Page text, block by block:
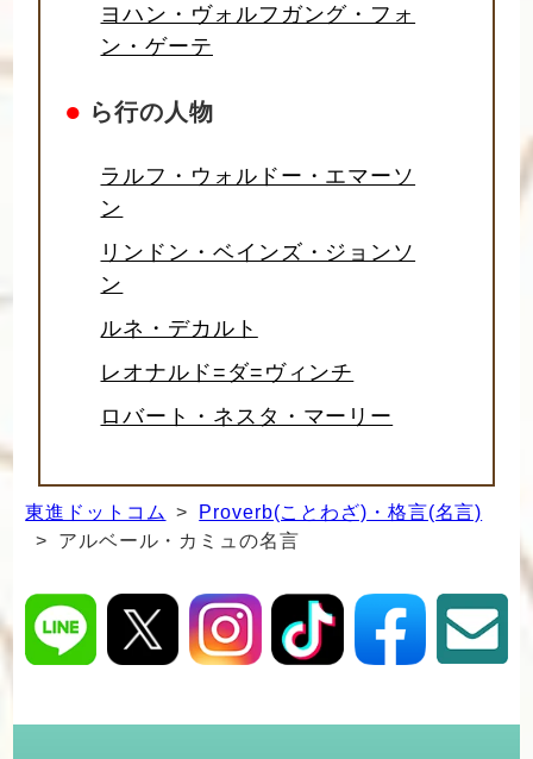
ヨハン・ヴォルフガング・フォ
ン・ゲーテ
● ら行の人物
ラルフ・ウォルドー・エマーソ
ン
リンドン・ベインズ・ジョンソ
ン
ルネ・デカルト
レオナルド=ダ=ヴィンチ
ロバート・ネスタ・マーリー
東進ドットコム >
Proverb(ことわざ)・格言(名言)
> アルベール・カミュの名言